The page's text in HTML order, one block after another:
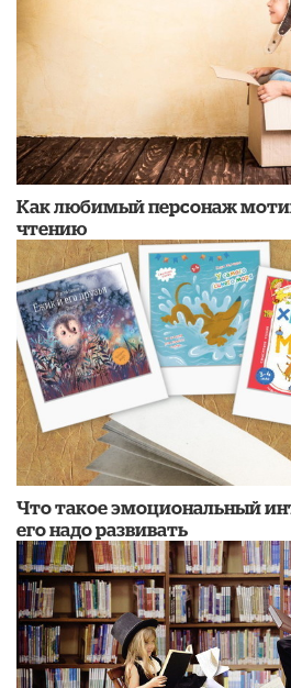
Как любимый персонаж
чтению
Что такое эмоциональный
его надо развивать